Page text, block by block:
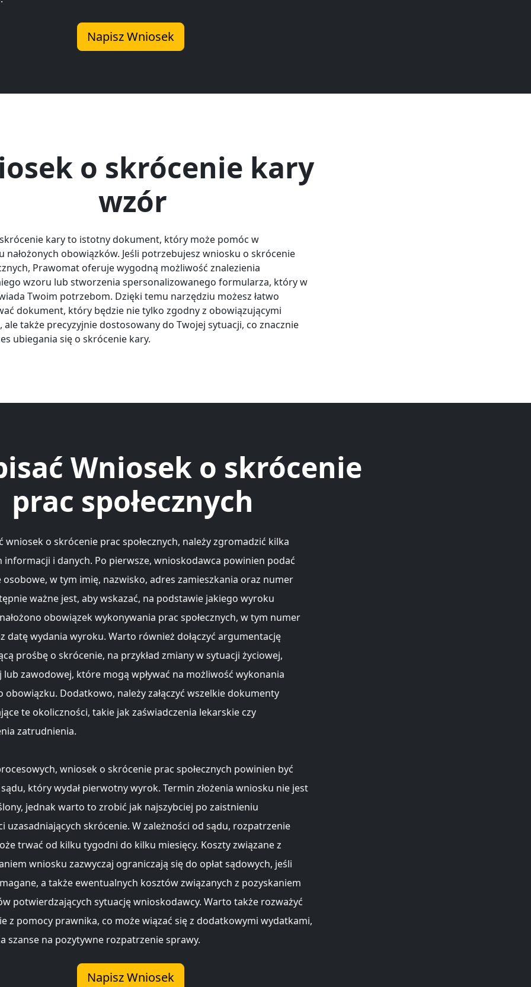
Napisz Wniosek
o skrócenie kary
wzór
kary to istotny dokument, który może pomóc w
nałożonych obowiązków. Jeśli potrzebujesz wniosku o skrócenie
Prawomat oferuje wygodną możliwość znalezienia
wzoru lub stworzenia spersonalizowanego formularza, który w
Twoim potrzebom. Dzięki temu narzędziu możesz łatwo
dokument, który będzie nie tylko zgodny z obowiązującymi
ale także precyzyjnie dostosowany do Twojej sytuacji, co znacznie
ubiegania się o skrócenie kary.
Wniosek o skrócenie
prac społecznych
wniosek o skrócenie prac społecznych, należy zgromadzić kilka
informacji i danych. Po pierwsze, wnioskodawca powinien podać
osobowe, w tym imię, nazwisko, adres zamieszkania oraz numer
ważne jest, aby wskazać, na podstawie jakiego wyroku
obowiązek wykonywania prac społecznych, w tym numer
datę wydania wyroku. Warto również dołączyć argumentację
prośbę o skrócenie, na przykład zmiany w sytuacji życiowej,
zawodowej, które mogą wpływać na możliwość wykonania
obowiązku. Dodatkowo, należy załączyć wszelkie dokumenty
te okoliczności, takie jak zaświadczenia lekarskie czy
zatrudnienia.
wniosek o skrócenie prac społecznych powinien być
sądu, który wydał pierwotny wyrok. Termin złożenia wniosku nie jest
jednak warto to zrobić jak najszybciej po zaistnieniu
uzasadniających skrócenie. W zależności od sądu, rozpatrzenie
trwać od kilku tygodni do kilku miesięcy. Koszty związane z
wniosku zazwyczaj ograniczają się do opłat sądowych, jeśli
a także ewentualnych kosztów związanych z pozyskaniem
potwierdzających sytuację wnioskodawcy. Warto także rozważyć
z pomocy prawnika, co może wiązać się z dodatkowymi wydatkami,
szanse na pozytywne rozpatrzenie sprawy.
Napisz Wniosek